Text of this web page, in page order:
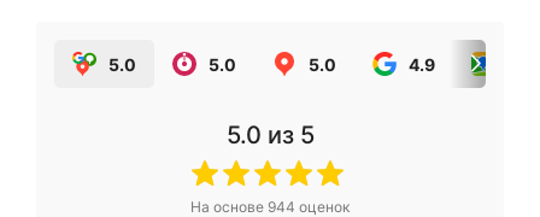
5.0 5.0 5.0 4.9
5.0 из 5
На основе 944 оценок